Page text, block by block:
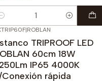
|ROBLAN
TRIPROOF LED
60cm 18W
IP65 4000K
rápida